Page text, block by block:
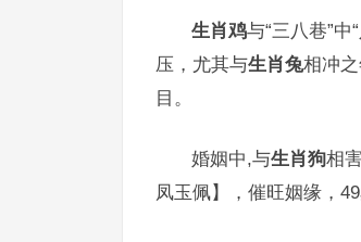
生肖鸡与“三八巷”
压，尤其与生肖兔相冲
目。
婚姻中,与生肖狗相
凤玉佩】，催旺姻缘，